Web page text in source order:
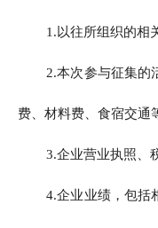
1.以往所组织的相
2.本次参与征集的
费、材料费、食宿交通
3.企业营业执照、
4.企业业绩，包括